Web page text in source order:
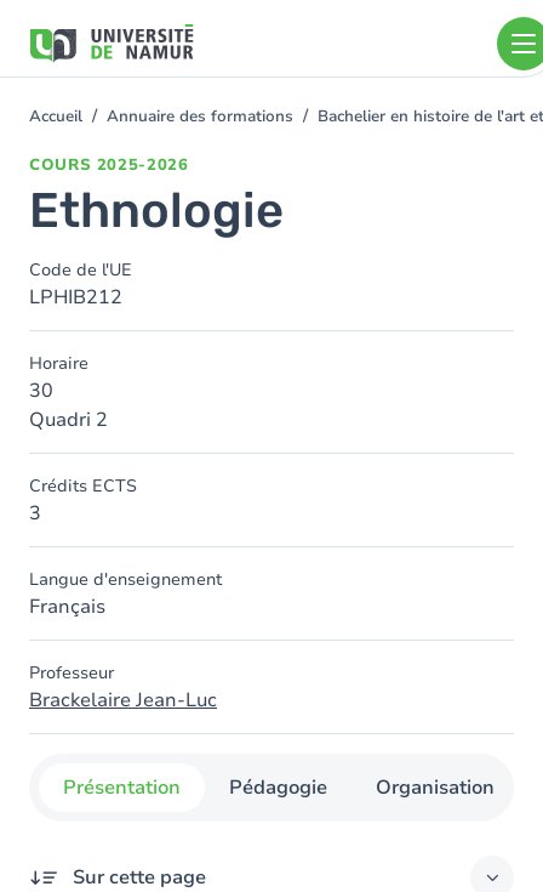
contenu
You
Accueil Annuaire des formations Bachelier en histoire de l'art
COURS 2025-2026
Ethnologie
Code de l'UE
LPHIB212
Horaire
30
Quadri 2
Crédits ECTS
3
Langue d'enseignement
Français
Professeur
Brackelaire Jean-Luc
Présentation Pédagogie Organisation
Sur cette page